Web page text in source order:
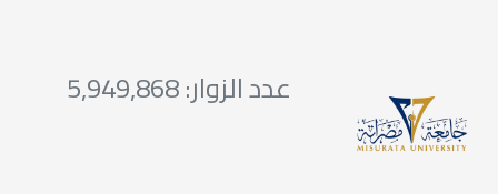
بداية من تاريخ 17/4/2021
اعلان
عدد الزوار: 5,949,868